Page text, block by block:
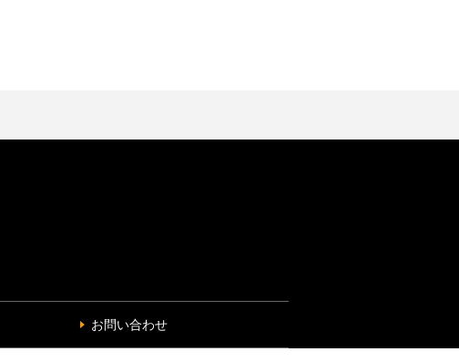
お問い合わせ